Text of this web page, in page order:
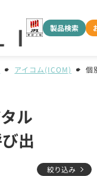
製品検索
アイコム(ICOM) 個
ル
出
絞り込み